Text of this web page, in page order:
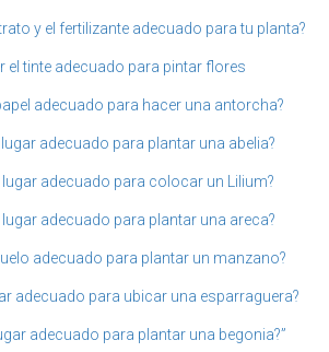
y el fertilizante adecuado para tu planta?
el tinte adecuado para pintar flores
adecuado para hacer una antorcha?
adecuado para plantar una abelia?
lugar adecuado para colocar un Lilium?
lugar adecuado para plantar una areca?
adecuado para plantar un manzano?
adecuado para ubicar una esparraguera?
adecuado para plantar una begonia?”